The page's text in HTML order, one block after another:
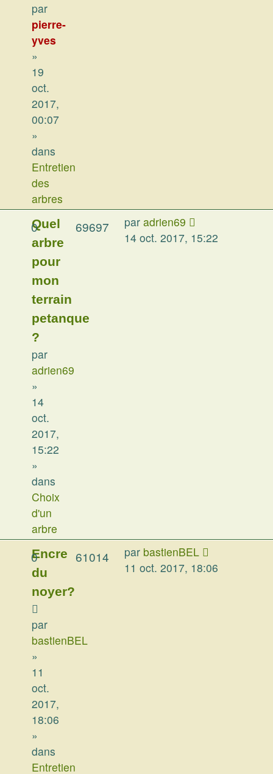
par
pierre-
yves
»
19
oct.
2017,
00:07
»
dans
Entretien
des
arbres
Quel
arbre
pour
mon
terrain
petanque
?
par
adrien69
»
14
oct.
2017,
15:22
»
dans
Choix
d'un
arbre
0 69697 par adrien69
14 oct. 2017, 15:22
Encre
du
noyer?
par
bastienBEL
»
11
oct.
2017,
18:06
»
dans
Entretien
0 61014 par bastienBEL
11 oct. 2017, 18:06